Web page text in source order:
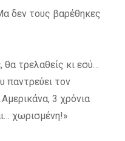
δεν τους βαρέθηκες
τρελαθείς κι εσύ…
παντρεύει τον
3 χρόνια
χωρισμένη!»